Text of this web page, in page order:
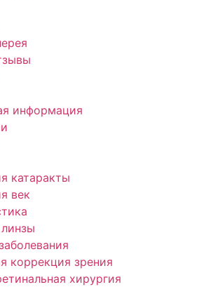
информация
катаракты
век
коррекция зрения
хирургия